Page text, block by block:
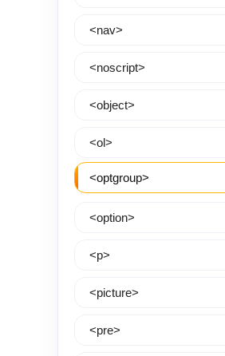
<nav>
<noscript>
<object>
<ol>
<optgroup>
<option>
<p>
<picture>
<pre>